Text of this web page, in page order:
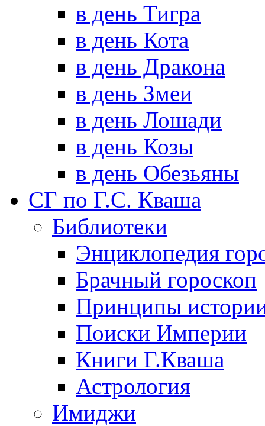
в день Тигра
в день Кота
в день Дракона
в день Змеи
в день Лошади
в день Козы
в день Обезьяны
СГ по Г.С. Кваша
Библиотеки
Энциклопедия
Брачный гороскоп
Принципы
Поиски Империи
Книги Г.Кваша
Астрология
Имиджи